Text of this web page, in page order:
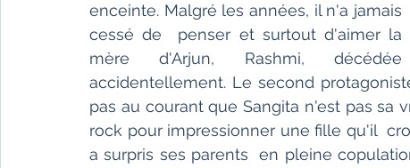
enceinte. Malgré les années, il n'a jamais
cessé de  penser et surtout d'aimer la
mère d'Arjun, Rashmi, décédée
accidentellement. Le second
pas au courant que Sangita n'est pas sa
rock pour impressionner une fille qu'il
a surpris ses parents  en pleine